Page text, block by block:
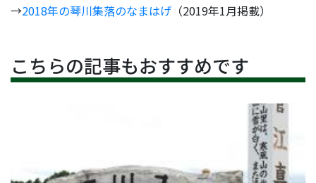
→2018年の琴川集落のなまはげ （2019年1月掲載）
こちらの記事もおすすめです